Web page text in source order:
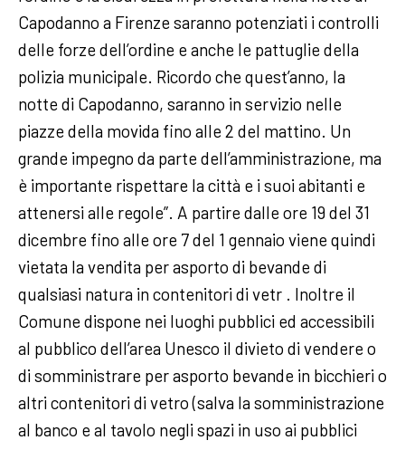
Capodanno a Firenze saranno potenziati i controlli
delle forze dell’ordine e anche le pattuglie della
polizia municipale. Ricordo che quest’anno, la
notte di Capodanno, saranno in servizio nelle
piazze della movida fino alle 2 del mattino. Un
grande impegno da parte dell’amministrazione, ma
è importante rispettare la città e i suoi abitanti e
attenersi alle regole”. A partire dalle ore 19 del 31
dicembre fino alle ore 7 del 1 gennaio viene quindi
vietata la vendita per asporto di bevande di
qualsiasi natura in contenitori di vetr . Inoltre il
Comune dispone nei luoghi pubblici ed accessibili
al pubblico dell’area Unesco il divieto di vendere o
di somministrare per asporto bevande in bicchieri o
altri contenitori di vetro (salva la somministrazione
al banco e al tavolo negli spazi in uso ai pubblici